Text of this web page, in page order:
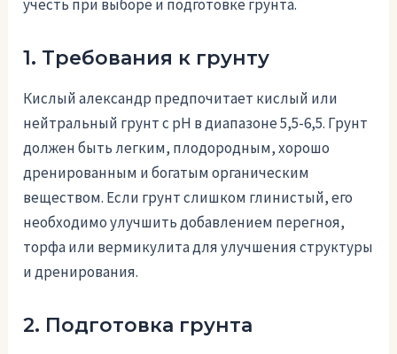
учесть при выборе и подготовке грунта.
1. Требования к грунту
Кислый александр предпочитает кислый или
нейтральный грунт с pH в диапазоне 5,5-6,5. Грунт
должен быть легким, плодородным, хорошо
дренированным и богатым органическим
веществом. Если грунт слишком глинистый, его
необходимо улучшить добавлением перегноя,
торфа или вермикулита для улучшения структуры
и дренирования.
2. Подготовка грунта